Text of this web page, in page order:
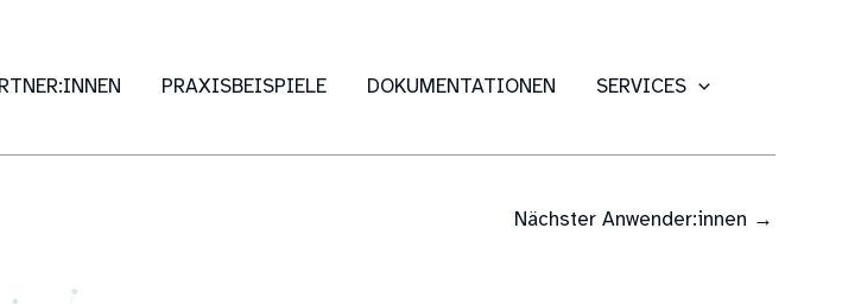
PRAXISBEISPIELE DOKUMENTATIONEN
SERVICES
Nächster Anwender:innen →